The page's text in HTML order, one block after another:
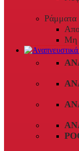
Ράμματα
Μη